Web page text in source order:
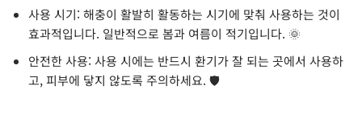
사용 시기: 해충이 활발히 활동하는 시기에 맞춰 사용하는 것이
효과적입니다. 일반적으로 봄과 여름이 적기입니다. 🌞
안전한 사용: 사용 시에는 반드시 환기가 잘 되는 곳에서 사용하
고, 피부에 닿지 않도록 주의하세요. 🛡️